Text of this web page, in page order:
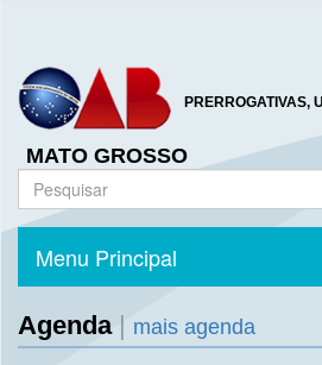
PRERROGATIVAS,
MATO GROSSO
Menu Principal
Agenda| mais agenda